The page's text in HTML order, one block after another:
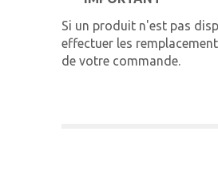
Si un produit n'est pas
effectuer les
de votre commande.